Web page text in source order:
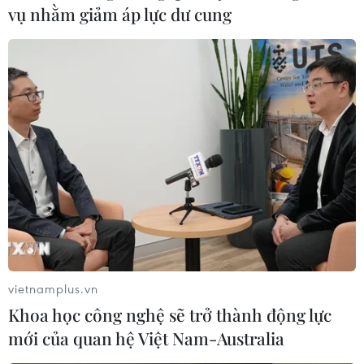
Ấm áp nghĩa tình của
những cựu chiến binh Việt
Nam tại Đức
22/07/2026 03:14
Khánh thành chùa Hoa
Nghiêm tại Đông Bắc Thái
Lan, gìn giữ bản sắc văn
21/07/2026 22:44
Xem thêm
CƠ QUAN CHỦ QUẢN: THÔNG TẤN XÃ VIỆT NAM
vụ nhằm giảm áp lực dư cung
vietnamplus.vn
Khoa học công nghệ sẽ trở thành động lực
mới của quan hệ Việt Nam-Australia